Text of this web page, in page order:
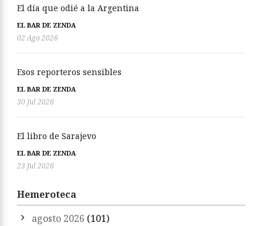
El día que odié a la Argentina
EL BAR DE ZENDA
02 Ago 2026
Esos reporteros sensibles
EL BAR DE ZENDA
30 Jul 2026
El libro de Sarajevo
EL BAR DE ZENDA
23 Jul 2026
Hemeroteca
agosto 2026 (101)